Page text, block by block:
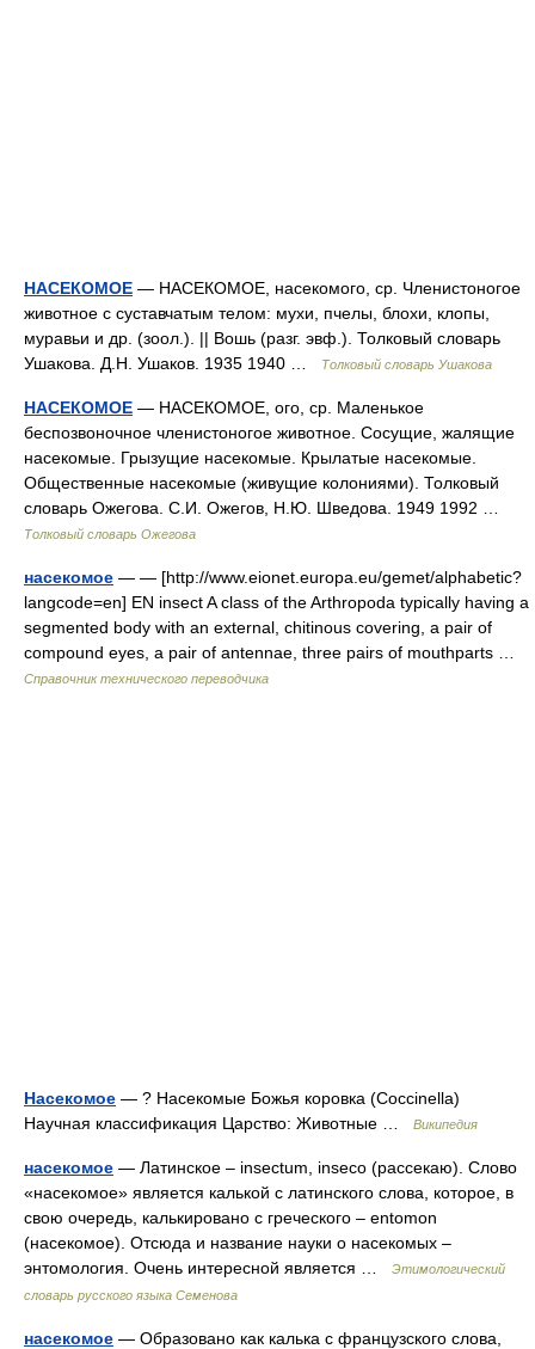
НАСЕКОМОЕ — НАСЕКОМОЕ, насекомого, ср. Членистоногое
животное с суставчатым телом: мухи, пчелы, блохи, клопы,
муравьи и др. (зоол.). || Вошь (разг. эвф.). Толковый словарь
Ушакова. Д.Н. Ушаков. 1935 1940 …
Толковый словарь Ушакова
НАСЕКОМОЕ — НАСЕКОМОЕ, ого, ср. Маленькое
беспозвоночное членистоногое животное. Сосущие, жалящие
насекомые. Грызущие насекомые. Крылатые насекомые.
Общественные насекомые (живущие колониями). Толковый
словарь Ожегова. С.И. Ожегов, Н.Ю. Шведова. 1949 1992 …
Толковый словарь Ожегова
насекомое — — [http://www.eionet.europa.eu/gemet/alphabetic?
langcode=en] EN insect A class of the Arthropoda typically having a
segmented body with an external, chitinous covering, a pair of
compound eyes, a pair of antennae, three pairs of mouthparts …
Справочник технического переводчика
Насекомое — ? Насекомые Божья коровка (Coccinella)
Научная классификация Царство: Животные …
Википедия
насекомое — Латинское – insectum, inseco (рассекаю). Слово
«насекомое» является калькой с латинского слова, которое, в
свою очередь, калькировано с греческого – entomon
(насекомое). Отсюда и название науки о насекомых –
энтомология. Очень интересной является …
Этимологический
словарь русского языка Семенова
насекомое — Образовано как калька с французского слова,